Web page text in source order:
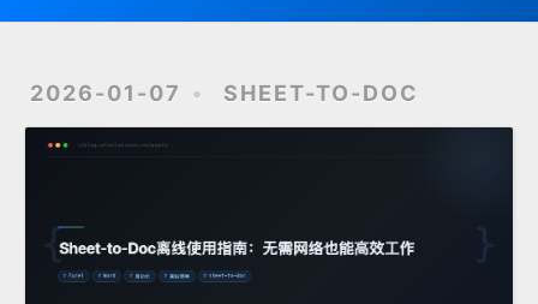
2026-01-07 SHEET-TO-DOC